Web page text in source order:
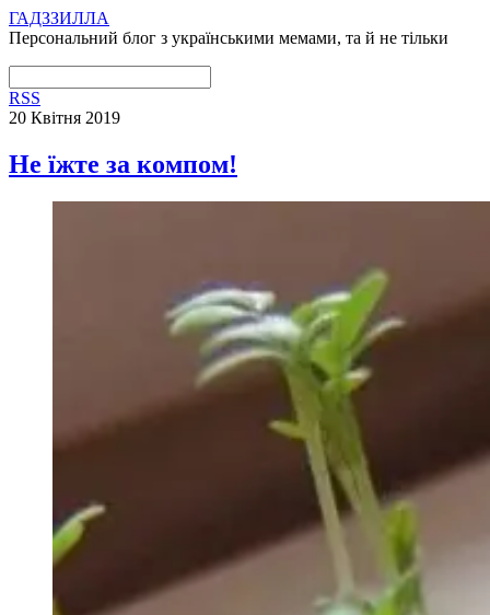
ГАДЗЗИЛЛА
Персональний блог з українськими мемами, та й не тільки
RSS
20 Квітня 2019
Не їжте за компом!